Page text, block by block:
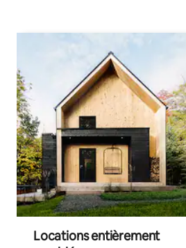
Locations entièrement